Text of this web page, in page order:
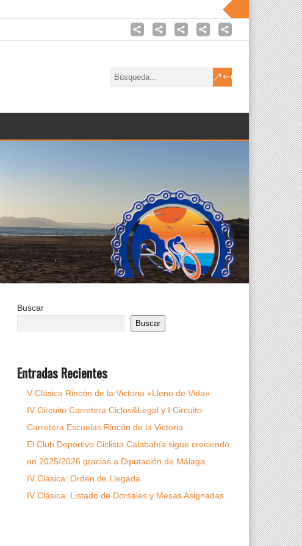
Buscar
Buscar
Entradas Recientes
V Clásica Rincón de la Victoria «Lleno de Vida»
IV Circuito Carretera Ciclos&Legal y I Circuito
Carretera Escuelas Rincón de la Victoria
El Club Deportivo Ciclista Calabahía sigue creciendo
en 2025/2026 gracias a Diputación de Málaga
IV Clásica: Orden de Llegada
IV Clásica: Listado de Dorsales y Mesas Asignadas